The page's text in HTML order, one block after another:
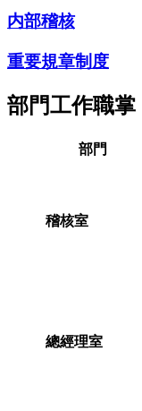
内部稽核
重要規章制度
部門工作職掌
部門
稽核室
總經理室